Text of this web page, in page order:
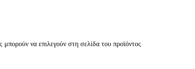
να επιλεγούν στη σελίδα του προϊόντος